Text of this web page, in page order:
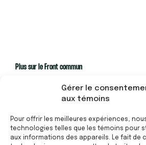
Gérer le
aux témoins
Pour offrir les meilleures expériences,
technologies telles que les témoins pour
aux informations des appareils. Le fait de
Plus sur le Front commun
50 ans de Front commun
Facebook Secteur public CSN
Facebook CSQ